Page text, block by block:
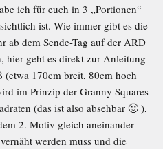
ich für euch in 3 „Portionen“
ist. Wie immer gibt es die
ab dem Sende-Tag auf der ARD
hier geht es direkt zur Anleitung
170cm breit, 80cm hoch
im Prinzip der Granny Squares
(das ist also absehbar 🙂 ),
2. Motiv gleich aneinander
werden muss und die